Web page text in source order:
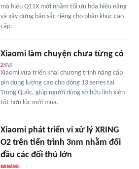
mã hiệu Q11X mới nhằm tối ưu hóa hiệu năng
và xây dựng bản sắc riêng cho phân khúc cao
cấp.
Xiaomi làm chuyện chưa từng có
Xiaomi vừa triển khai chương trình nâng cấp
pin dung lượng cao cho dòng 13 series tại
Trung Quốc, giúp người dùng sở hữu linh kiện
tốt hơn lúc mới mua.
Xiaomi phát triển vi xử lý XRING
O2 trên tiến trình 3nm nhằm đối
đầu các đối thủ lớn